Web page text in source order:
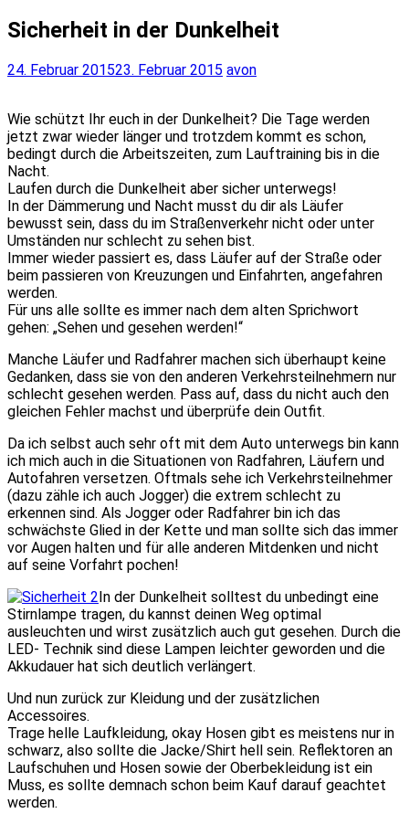
Sicherheit in der Dunkelheit
24. Februar 201523. Februar 2015 avon
Wie schützt Ihr euch in der Dunkelheit? Die Tage werden
jetzt zwar wieder länger und trotzdem kommt es schon,
bedingt durch die Arbeitszeiten, zum Lauftraining bis in die
Nacht.
Laufen durch die Dunkelheit aber sicher unterwegs!
In der Dämmerung und Nacht musst du dir als Läufer
bewusst sein, dass du im Straßenverkehr nicht oder unter
Umständen nur schlecht zu sehen bist.
Immer wieder passiert es, dass Läufer auf der Straße oder
beim passieren von Kreuzungen und Einfahrten, angefahren
werden.
Für uns alle sollte es immer nach dem alten Sprichwort
gehen: „Sehen und gesehen werden!“
Manche Läufer und Radfahrer machen sich überhaupt keine
Gedanken, dass sie von den anderen Verkehrsteilnehmern nur
schlecht gesehen werden. Pass auf, dass du nicht auch den
gleichen Fehler machst und überprüfe dein Outfit.
Da ich selbst auch sehr oft mit dem Auto unterwegs bin kann
ich mich auch in die Situationen von Radfahren, Läufern und
Autofahren versetzen. Oftmals sehe ich Verkehrsteilnehmer
(dazu zähle ich auch Jogger) die extrem schlecht zu
erkennen sind. Als Jogger oder Radfahrer bin ich das
schwächste Glied in der Kette und man sollte sich das immer
vor Augen halten und für alle anderen Mitdenken und nicht
auf seine Vorfahrt pochen!
In der Dunkelheit solltest du unbedingt eine
Stirnlampe tragen, du kannst deinen Weg optimal
ausleuchten und wirst zusätzlich auch gut gesehen. Durch die
LED- Technik sind diese Lampen leichter geworden und die
Akkudauer hat sich deutlich verlängert.
Und nun zurück zur Kleidung und der zusätzlichen
Accessoires.
Trage helle Laufkleidung, okay Hosen gibt es meistens nur in
schwarz, also sollte die Jacke/Shirt hell sein. Reflektoren an
Laufschuhen und Hosen sowie der Oberbekleidung ist ein
Muss, es sollte demnach schon beim Kauf darauf geachtet
werden.